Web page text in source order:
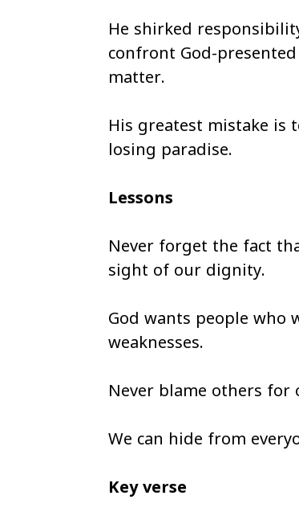
He shirked
confront God-
matter.
His greatest mistake is
losing paradise.
Lessons
Never forget the fact
sight of our dignity.
God wants people who
weaknesses.
Never blame others for
We can hide from
Key verse